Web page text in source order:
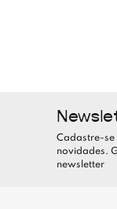
Cadastre-se
novidades.
newsletter